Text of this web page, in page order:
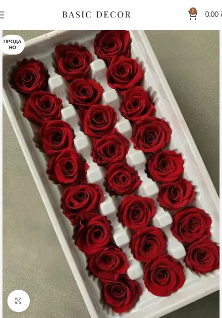
0
0,00
ПРОДА
НО
Клацніть, щоб збільшити